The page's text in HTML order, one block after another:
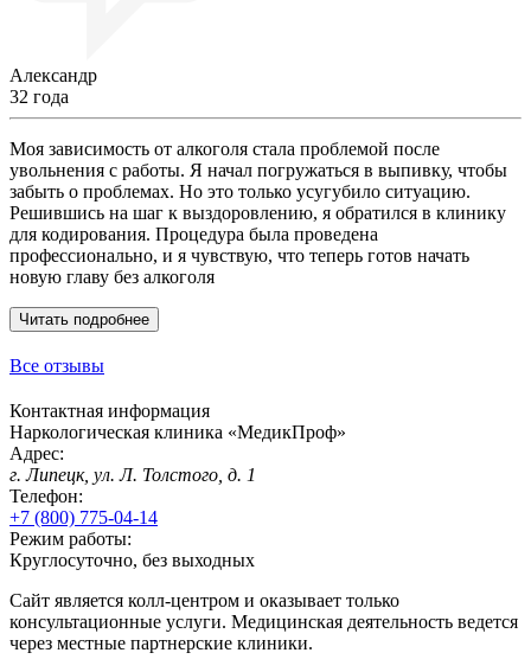
Александр
32 года
Моя зависимость от алкоголя стала проблемой после
увольнения с работы. Я начал погружаться в выпивку, чтобы
забыть о проблемах. Но это только усугубило ситуацию.
Решившись на шаг к выздоровлению, я обратился в клинику
для кодирования. Процедура была проведена
профессионально, и я чувствую, что теперь готов начать
новую главу без алкоголя
Читать подробнее
Все отзывы
Контактная информация
Наркологическая клиника «МедикПроф»
Адрес:
г. Липецк, ул. Л. Толстого, д. 1
Телефон:
+7 (800) 775-04-14
Режим работы:
Круглосуточно, без выходных
Сайт является колл-центром и оказывает только
консультационные услуги. Медицинская деятельность ведется
через местные партнерские клиники.